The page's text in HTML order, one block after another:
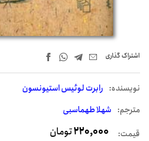
اشتراک‌ گذاری
نويسنده: رابرت لوئیس استیونسون
مترجم: شهلا طهماسبی
قیمت: 220,000تومان